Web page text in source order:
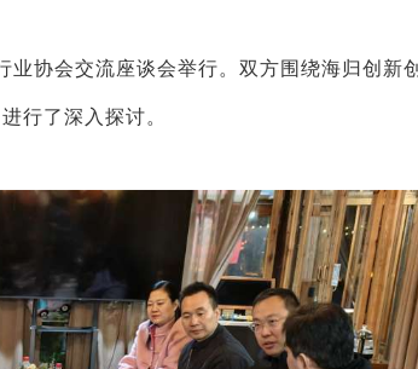
业协会交流座谈会举行。双方围绕海归创新
行了深入探讨。